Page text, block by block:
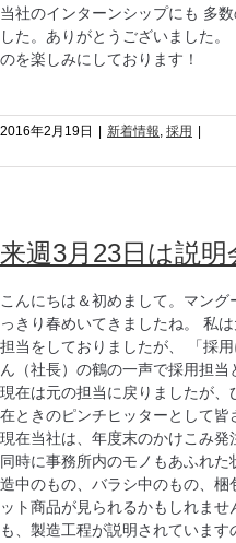
当社のインターンシップにも 多
した。ありがとうございました
のを楽しみにしております！
2016年2月19日 新着情報, 採用
来週3月23日は説
こんにちは＆初めまして。マン
っきり春めいてきましたね。 私
担当をしておりましたが、 「採
ん（社長）の鶴の一声で採用担当
現在は元の担当に戻りましたが
在ときのピンチヒッターとして皆
現在当社は、年度末のかけこみ
同時に事務所内のモノもあふれ
造中のもの、バラシ中のもの、
ット商品が見られるかもしれま
も、製造工程が説明されていま